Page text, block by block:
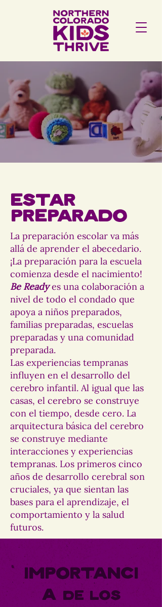
Estar
preparado
La preparación escolar va más
allá de aprender el abecedario.
¡La preparación para la escuela
comienza desde el nacimiento!
Be Readyes una colaboración a
nivel de todo el condado que
apoya a niños preparados,
familias preparadas, escuelas
preparadas y una comunidad
preparada.
Las experiencias tempranas
influyen en el desarrollo del
cerebro infantil. Al igual que las
casas, el cerebro se construye
con el tiempo, desde cero. La
arquitectura básica del cerebro
se construye mediante
interacciones y experiencias
tempranas. Los primeros cinco
años de desarrollo cerebral son
cruciales, ya que sientan las
bases para el aprendizaje, el
comportamiento y la salud
futuros.
Importanci
a de los